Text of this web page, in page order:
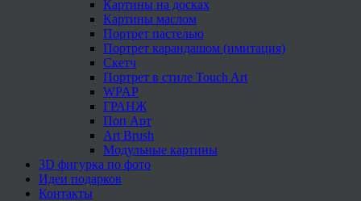
Картины на досках
Картины маслом
Портрет пастелью
Портрет карандашом (имитация)
Скетч
Портрет в стиле Touch Art
WPAP
ГРАНЖ
Поп Арт
Art Brush
Модульные картины
3D фигурка по фото
Идеи подарков
Контакты